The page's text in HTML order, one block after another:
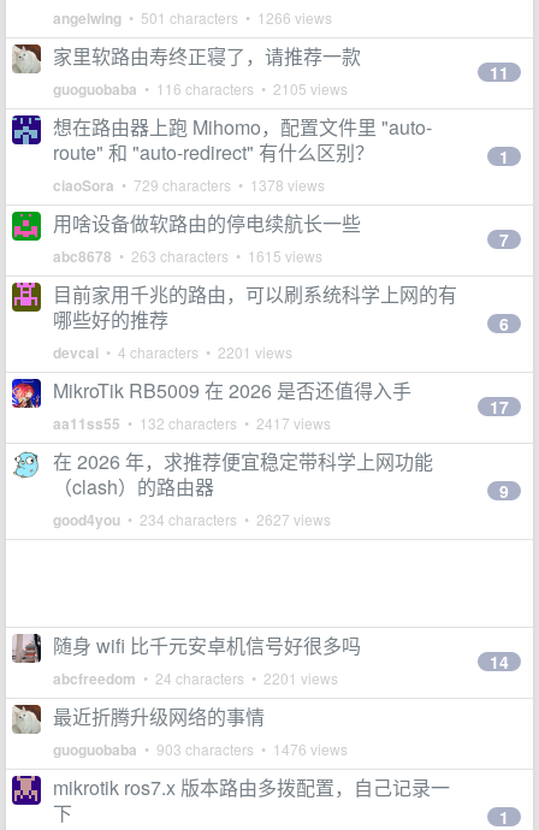
angelwing • 501 characters • 1266 views
家里软路由寿终正寝了，请推荐一款
guoguobaba • 116 characters • 2105 views
11
想在路由器上跑 Mihomo，配置文件里 "auto-
route" 和 "auto-redirect" 有什么区别？
ciaoSora • 729 characters • 1378 views
1
用啥设备做软路由的停电续航长一些
abc8678 • 263 characters • 1615 views
7
目前家用千兆的路由，可以刷系统科学上网的有
哪些好的推荐
devcai • 4 characters • 2201 views
6
MikroTik RB5009 在 2026 是否还值得入手
aa11ss55 • 132 characters • 2417 views
17
在 2026 年，求推荐便宜稳定带科学上网功能
（clash）的路由器
good4you • 234 characters • 2627 views
9
随身 wifi 比千元安卓机信号好很多吗
abcfreedom • 24 characters • 2201 views
14
最近折腾升级网络的事情
guoguobaba • 903 characters • 1476 views
mikrotik ros7.x 版本路由多拨配置，自己记录一
下
1